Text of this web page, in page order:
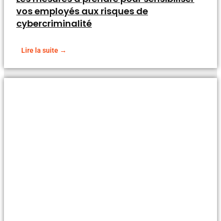
vos employés aux risques de
cybercriminalité
Lire la suite →